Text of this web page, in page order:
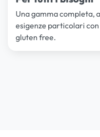
Una gamma completa,
esigenze particolari
gluten free.